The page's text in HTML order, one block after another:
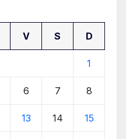
V S D
1
6 7 8
13 14 15